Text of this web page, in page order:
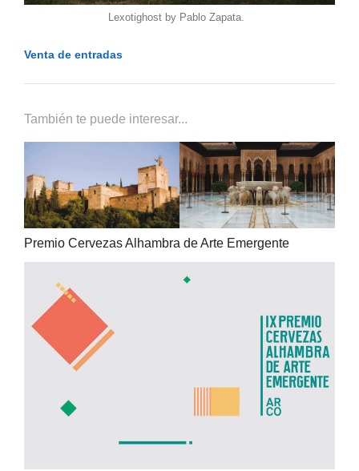
Lexotighost by Pablo Zapata.
Venta de entradas
También te puede interesar...
Premio Cervezas Alhambra de Arte Emergente